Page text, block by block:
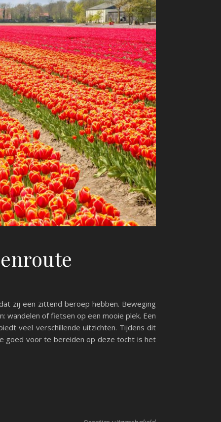
zij een zittend beroep hebben. Beweging
wandelen of fietsen op een mooie plek. Een
veel verschillende uitzichten. Tijdens dit
goed voor te bereiden op deze tocht is het